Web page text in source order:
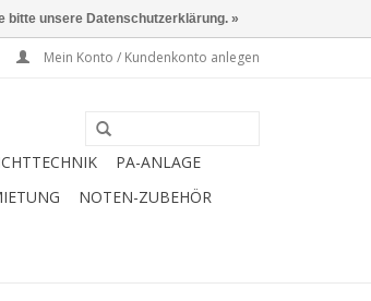
Mein Konto / Kundenkonto anlegen
PA-ANLAGE
NOTEN-ZUBEHÖR
bitte unsere Datenschutzerklärung. »